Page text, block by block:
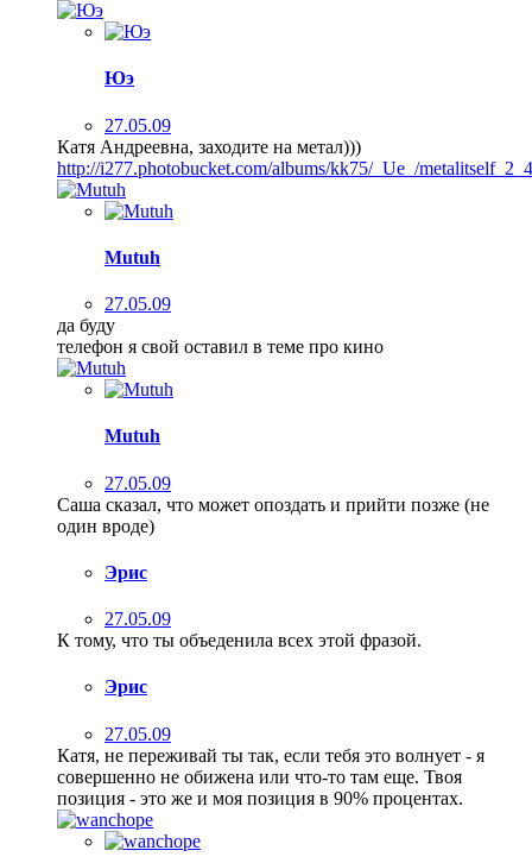
Юэ
27.05.09
Катя Андреевна, заходите на метал)))
http://i277.photobucket.com/albums/kk75/_Ue_/
Mutuh
27.05.09
да буду
телефон я свой оставил в теме про кино
Mutuh
27.05.09
Саша сказал, что может опоздать и прийти позже (не
один вроде)
Эрис
27.05.09
К тому, что ты объеденила всех этой фразой.
Эрис
27.05.09
Катя, не переживай ты так, если тебя это волнует - я
совершенно не обижена или что-то там еще. Твоя
позиция - это же и моя позиция в 90% процентах.